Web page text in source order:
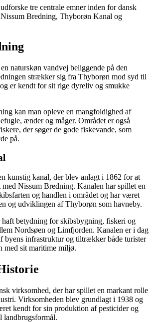
tre centrale emner inden for dansk
Bredning, Thyborøn Kanal og
naturskøn vandvej beliggende på den
strækker sig fra Thyborøn mod syd til
er kendt for sit rige dyreliv og smukke
kan man opleve en mangfoldighed af
ænder og måger. Området er også
der søger de gode fiskevande, som
på.
kunstig kanal, der blev anlagt i 1862 for at
med Nissum Bredning. Kanalen har spillet en
og handlen i området og har været
og udviklingen af Thyborøn som havneby.
betydning for skibsbygning, fiskeri og
Nordsøen og Limfjorden. Kanalen er i dag
byens infrastruktur og tiltrækker både turister
med sit maritime miljø.
virksomhed, der har spillet en markant rolle
Virksomheden blev grundlagt i 1938 og
kendt for sin produktion af pesticider og
landbrugsformål.